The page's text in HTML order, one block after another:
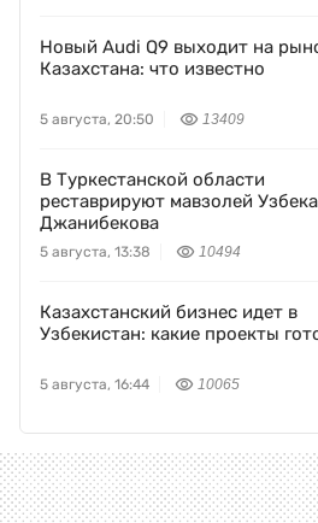
Новый Audi Q9 выходит на
Казахстана: что известно
5 августа, 20:50 13409
В Туркестанской области
реставрируют мавзолей
Джанибекова
5 августа, 13:38 10494
Казахстанский бизнес идет в
Узбекистан: какие проекты
5 августа, 16:44 10065